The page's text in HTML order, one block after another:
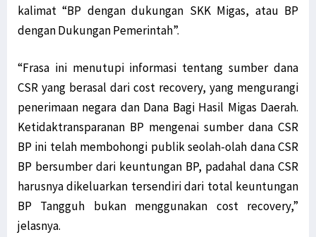
kalimat “BP dengan dukungan SKK Migas, atau BP
dengan Dukungan Pemerintah”.
“Frasa ini menutupi informasi tentang sumber dana
CSR yang berasal dari cost recovery, yang mengurangi
penerimaan negara dan Dana Bagi Hasil Migas Daerah.
Ketidaktransparanan BP mengenai sumber dana CSR
BP ini telah membohongi publik seolah-olah dana CSR
BP bersumber dari keuntungan BP, padahal dana CSR
harusnya dikeluarkan tersendiri dari total keuntungan
BP Tangguh bukan menggunakan cost recovery,”
jelasnya.